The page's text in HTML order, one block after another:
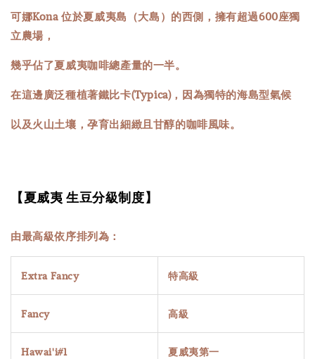
可娜Kona 位於夏威夷島（大島）的西側，擁有超過600座獨
立農場，
幾乎佔了夏威夷咖啡總產量的一半。
在這邊廣泛種植著鐵比卡(Typica)，因為獨特的海島型氣候
以及火山土壤，孕育出細緻且甘醇的咖啡風味。
【夏威夷 生豆分級制度】
由最高級依序排列為：
Extra Fancy 特高級
Fancy 高級
Hawai'i#1 夏威夷第一